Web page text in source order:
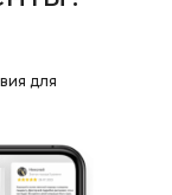
для